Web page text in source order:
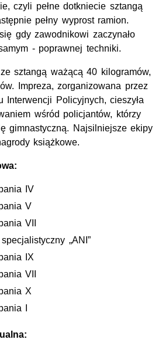
czyli pełne dotkniecie sztangą
pełny wyprost ramion.
gdy zawodnikowi zaczynało
- poprawnej techniki.
sztangą ważącą 40 kilogramów,
Impreza, zorganizowana przez
Interwencji Policyjnych, cieszyła
wśród policjantów, którzy
gimnastyczną. Najsilniejsze ekipy
książkowe.
IV
V
VII
„ANI”
IX
VII
X
I